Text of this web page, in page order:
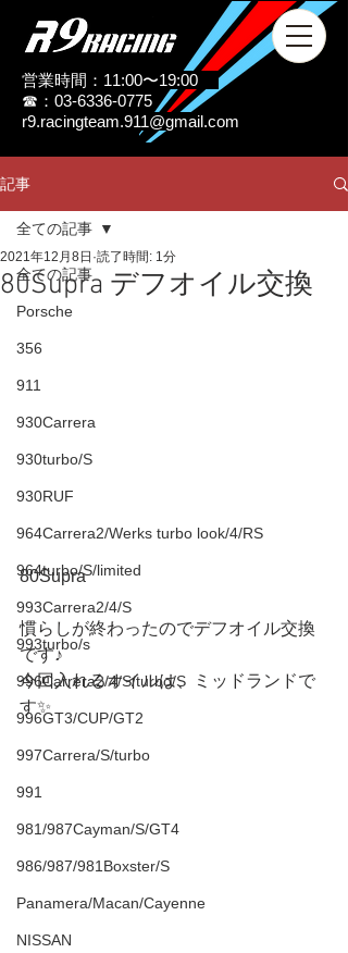
営業時間：11:00〜19:00
☎：03-6336-0775
r9.racingteam.911@gmail.com
記事
全ての記事
Porsche
356
911
930Carrera
930turbo/S
930RUF
964Carrera2/Werks turbo look/4/RS
964turbo/S/limited
993Carrera2/4/S
993turbo/s
996Carrera2/4/S/turbo/S
996GT3/CUP/GT2
997Carrera/S/turbo
991
981/987Cayman/S/GT4
986/987/981Boxster/S
Panamera/Macan/Cayenne
NISSAN
全ての記事
80Supra デフオイル交換
2021年12月8日 読了時間: 1分
80Supra
慣らしが終わったのでデフオイル交換
です♪
今回入れるオイルは、ミッドランドで
す✨